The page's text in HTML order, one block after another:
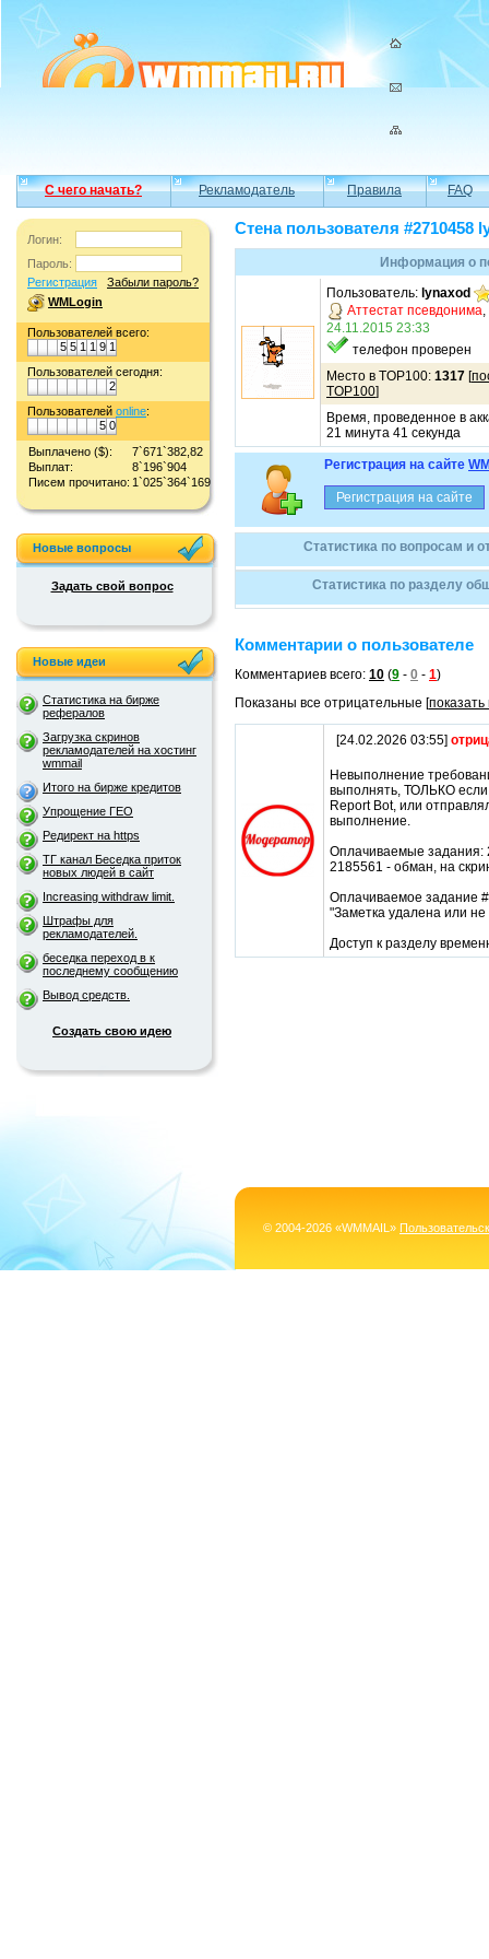
С чего начать? Рекламодатель Правила FAQ
Логин:
Пароль:
Регистрация
Забыли пароль?
WMLogin
Пользователей всего:
5 5 1 1 9 1
Пользователей сегодня:
2
Пользователей online:
5 0
Выплачено ($):
7`671`382,82
Выплат:
8`196`904
Писем прочитано: 1`025`364`169
Новые вопросы
Задать свой вопрос
Новые идеи
Статистика на бирже
рефералов
Загрузка скринов
рекламодателей на хостинг
wmmail
Итого на бирже кредитов
Упрощение ГЕО
Редирект на https
ТГ канал Беседка приток
новых людей в сайт
Increasing withdraw limit.
Штрафы для
рекламодателей.
беседка переход в к
последнему сообщению
Вывод средств.
Создать свою идею
Стена пользователя #2710458
Информация о
Пользователь: lynaxod
Аттестат псевдонима
24.11.2015 23:33
телефон проверен
Место в TOP100: 1317 [
TOP100]
Время, проведенное в
21 минута 41 секунда
Регистрация на сайте
Статистика по вопросам и
Статистика по разделу
Комментарии о пользователе
Комментариев всего: 10 (9 - 0 - 1)
Показаны все отрицательные [
[24.02.2026 03:55]
Невыполнение
выполнять, ТОЛЬКО
Report Bot, или
выполнение.
Оплачиваемые задания:
2185561 - обман, на
Оплачиваемое задание
"Заметка удалена или
Доступ к разделу
© 2004-2026 «WMMAIL»